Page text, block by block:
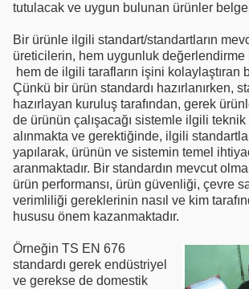
tutulacak ve uygun bulunan ürünler
Bir ürünle ilgili standart/standartların
üreticilerin, hem uygunluk değerlendirme
hem de ilgili tarafların işini kolaylaştıran
Çünkü bir ürün standardı hazırlanırken,
hazırlayan kuruluş tarafından, gerek
de ürünün çalışacağı sistemle ilgili
alınmakta ve gerektiğinde, ilgili
yapılarak, ürünün ve sistemin temel
aranmaktadır. Bir standardın mevcut
ürün performansı, ürün güvenliği, çevre
verimliliği gereklerinin nasıl ve kim
hususu önem kazanmaktadır.
Örneğin TS EN 676
standardı gerek endüstriyel
ve gerekse de domestik